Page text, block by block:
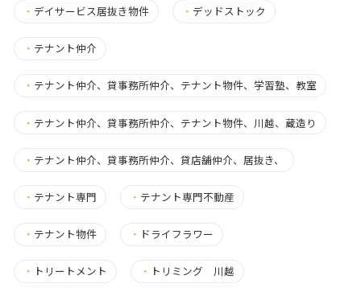
・ デイサービス居抜き物件 ・ デッドストック
・ テナント仲介
・ テナント仲介、貸事務所仲介、テナント物件、学習塾、教室
・ テナント仲介、貸事務所仲介、テナント物件、川越、蔵造り
・ テナント仲介、貸事務所仲介、貸店舗仲介、居抜き、
・ テナント専門 ・ テナント専門不動産
・ テナント物件 ・ ドライフラワー
・ トリートメント ・ トリミング 川越